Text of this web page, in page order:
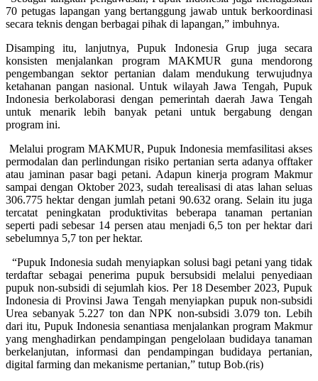
70 petugas lapangan yang bertanggung jawab untuk berkoordinasi
secara teknis dengan berbagai pihak di lapangan,” imbuhnya.
Disamping itu, lanjutnya, Pupuk Indonesia Grup juga secara
konsisten menjalankan program MAKMUR guna mendorong
pengembangan sektor pertanian dalam mendukung terwujudnya
ketahanan pangan nasional. Untuk wilayah Jawa Tengah, Pupuk
Indonesia berkolaborasi dengan pemerintah daerah Jawa Tengah
untuk menarik lebih banyak petani untuk bergabung dengan
program ini.
Melalui program MAKMUR, Pupuk Indonesia memfasilitasi akses
permodalan dan perlindungan risiko pertanian serta adanya offtaker
atau jaminan pasar bagi petani. Adapun kinerja program Makmur
sampai dengan Oktober 2023, sudah terealisasi di atas lahan seluas
306.775 hektar dengan jumlah petani 90.632 orang. Selain itu juga
tercatat peningkatan produktivitas beberapa tanaman pertanian
seperti padi sebesar 14 persen atau menjadi 6,5 ton per hektar dari
sebelumnya 5,7 ton per hektar.
“Pupuk Indonesia sudah menyiapkan solusi bagi petani yang tidak
terdaftar sebagai penerima pupuk bersubsidi melalui penyediaan
pupuk non-subsidi di sejumlah kios. Per 18 Desember 2023, Pupuk
Indonesia di Provinsi Jawa Tengah menyiapkan pupuk non-subsidi
Urea sebanyak 5.227 ton dan NPK non-subsidi 3.079 ton. Lebih
dari itu, Pupuk Indonesia senantiasa menjalankan program Makmur
yang menghadirkan pendampingan pengelolaan budidaya tanaman
berkelanjutan, informasi dan pendampingan budidaya pertanian,
digital farming dan mekanisme pertanian,” tutup Bob.(ris)